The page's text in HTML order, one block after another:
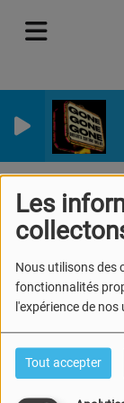
Les
Nous utilisons des
fonctionnalités
l'expérience de
Tout accepter